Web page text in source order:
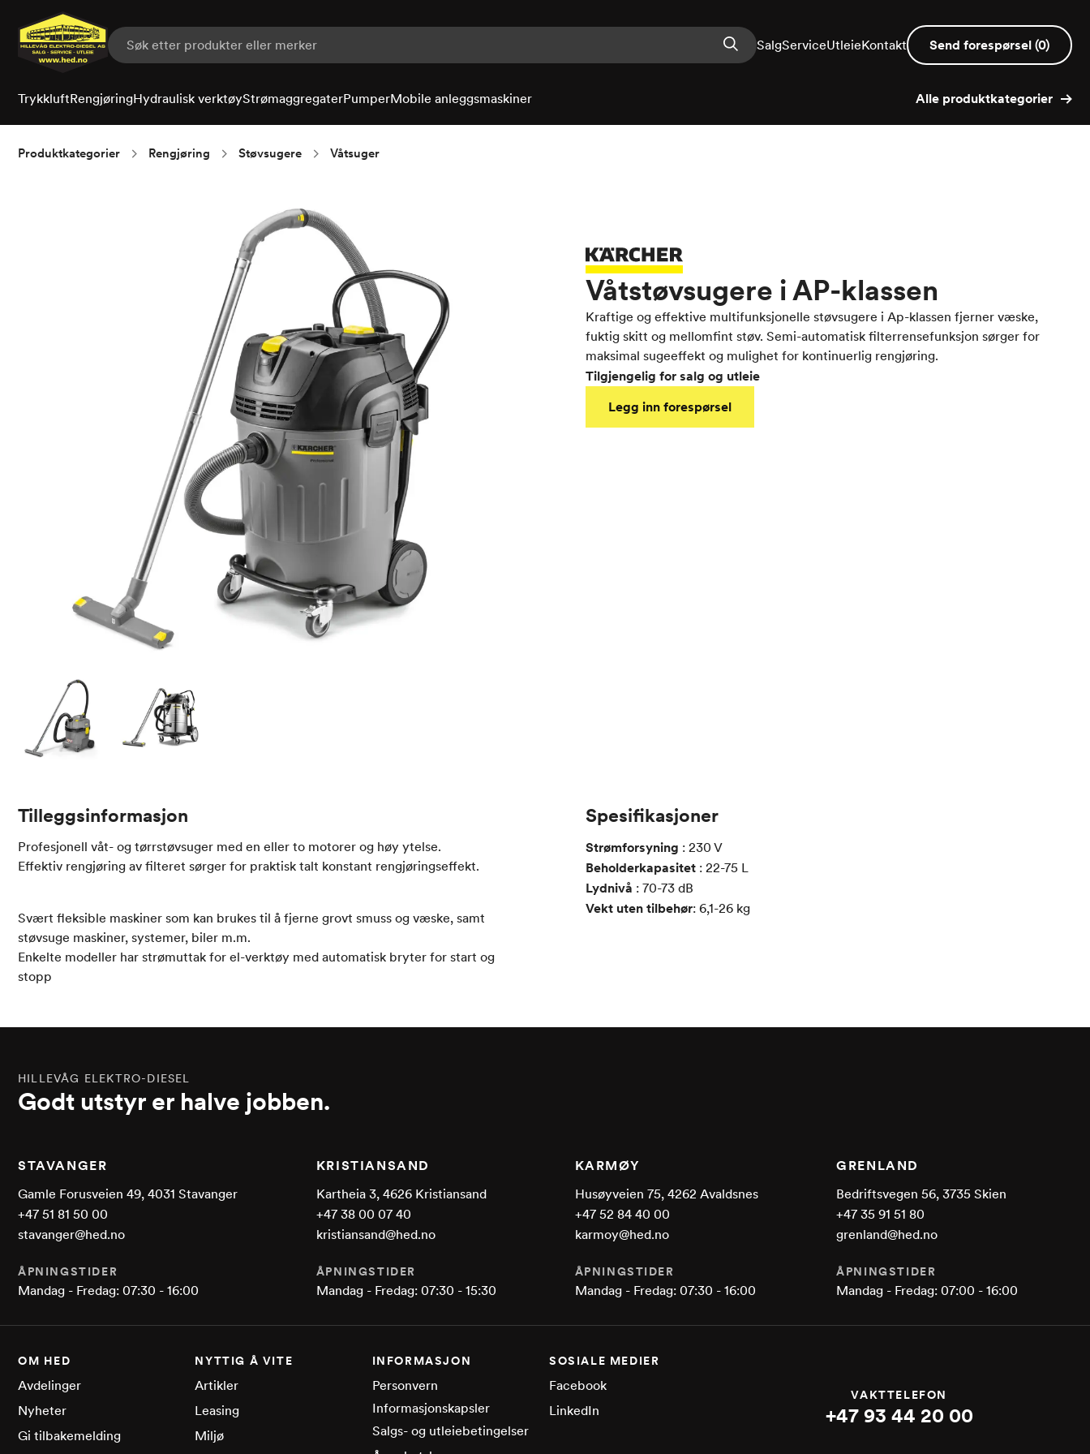
hovedinnhold
SalgServiceUtleieKontakt Send forespørsel (0)
TrykkluftRengjøringHydraulisk verktøyStrømaggregaterPumperMobile anleggsmaskiner Alle produktkategorier
Produktkategorier Rengjøring Støvsugere Våtsuger
Våtstøvsugere i AP-klassen
Kraftige og effektive multifunksjonelle støvsugere i Ap-klassen fjerner væske,
fuktig skitt og mellomfint støv. Semi-automatisk filterrensefunksjon sørger for
maksimal sugeeffekt og mulighet for kontinuerlig rengjøring.
Tilgjengelig for salg og utleie
Legg inn forespørsel
Tilleggsinformasjon
Profesjonell våt- og tørrstøvsuger med en eller to motorer og høy ytelse.
Effektiv rengjøring av filteret sørger for praktisk talt konstant rengjøringseffekt.
Svært fleksible maskiner som kan brukes til å fjerne grovt smuss og væske, samt
støvsuge maskiner, systemer, biler m.m.
Enkelte modeller har strømuttak for el-verktøy med automatisk bryter for start og
stopp
Spesifikasjoner
Strømforsyning : 230 V
Beholderkapasitet : 22-75 L
Lydnivå : 70-73 dB
Vekt uten tilbehør: 6,1-26 kg
HILLEVÅG ELEKTRO-DIESEL
Godt utstyr er halve jobben.
STAVANGER
Gamle Forusveien 49, 4031 Stavanger
+47 51 81 50 00
stavanger@hed.no
ÅPNINGSTIDER
Mandag - Fredag: 07:30 - 16:00
KRISTIANSAND
Kartheia 3, 4626 Kristiansand
+47 38 00 07 40
kristiansand@hed.no
ÅPNINGSTIDER
Mandag - Fredag: 07:30 - 15:30
KARMØY
Husøyveien 75, 4262 Avaldsnes
+47 52 84 40 00
karmoy@hed.no
ÅPNINGSTIDER
Mandag - Fredag: 07:30 - 16:00
GRENLAND
Bedriftsvegen 56, 3735 Skien
+47 35 91 51 80
grenland@hed.no
ÅPNINGSTIDER
Mandag - Fredag: 07:00 - 16:00
OM HED
Avdelinger
Nyheter
Gi tilbakemelding
NYTTIG Å VITE
Artikler
Leasing
Miljø
INFORMASJON
Personvern
Informasjonskapsler
Salgs- og utleiebetingelser
SOSIALE MEDIER
Facebook
LinkedIn
VAKTTELEFON
+47 93 44 20 00